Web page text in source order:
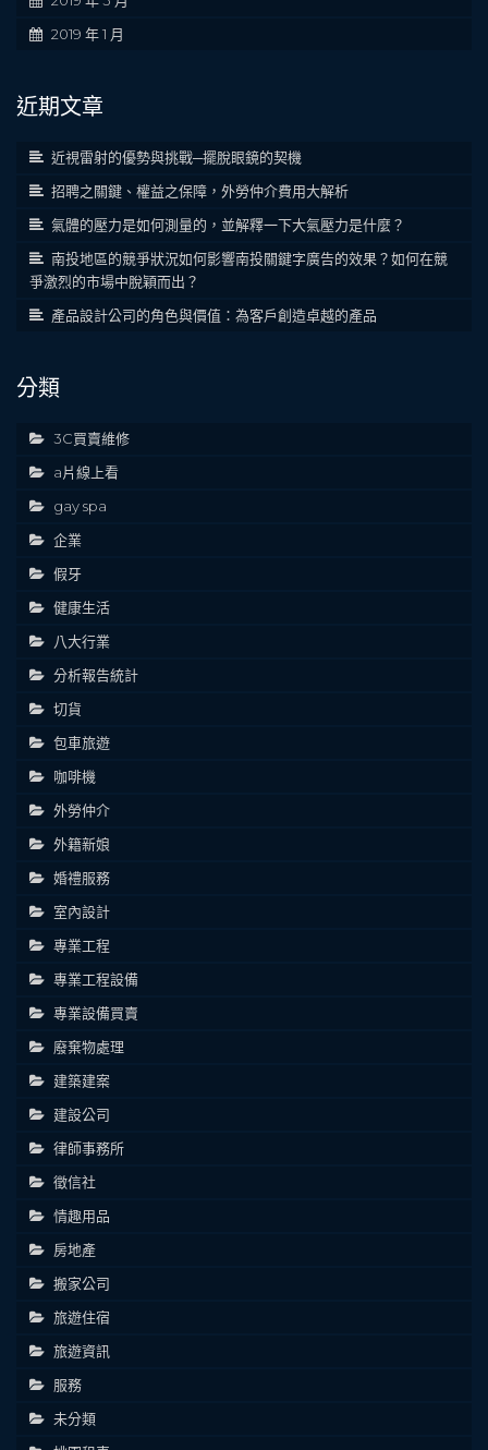
2019 年 1 月
近期文章
近視雷射的優勢與挑戰─擺脫眼鏡的契機
招聘之關鍵、權益之保障，外勞仲介費用大解析
氣體的壓力是如何測量的，並解釋一下大氣壓力是什麼？
南投地區的競爭狀況如何影響南投關鍵字廣告的效果？如何在競
爭激烈的市場中脫穎而出？
產品設計公司的角色與價值：為客戶創造卓越的產品
分類
3C買賣維修
a片線上看
gay spa
企業
假牙
健康生活
八大行業
分析報告統計
切貨
包車旅遊
咖啡機
外勞仲介
外籍新娘
婚禮服務
室內設計
專業工程
專業工程設備
專業設備買賣
廢棄物處理
建築建案
建設公司
律師事務所
徵信社
情趣用品
房地產
搬家公司
旅遊住宿
旅遊資訊
服務
未分類